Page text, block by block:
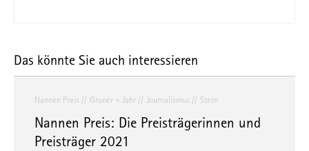
Das könnte Sie auch interessieren
Nannen Preis Gruner + Jahr Journalismus Stern
Nannen Preis: Die Preisträgerinnen und
Preisträger 2021